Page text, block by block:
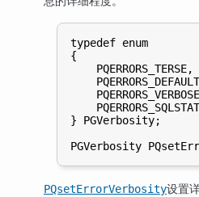
typedef enum
{
    PQERRORS_TERSE,
} PGVerbosity;
PQsetErrorVerbosity设置